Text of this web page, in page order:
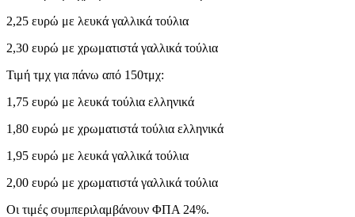
2,25 ευρώ με λευκά γαλλικά τούλια
2,30 ευρώ με χρωματιστά γαλλικά τούλια
Τιμή τμχ για πάνω από 150τμχ:
1,75 ευρώ με λευκά τούλια ελληνικά
1,80 ευρώ με χρωματιστά τούλια ελληνικά
1,95 ευρώ με λευκά γαλλικά τούλια
2,00 ευρώ με χρωματιστά γαλλικά τούλια
Οι τιμές συμπεριλαμβάνουν ΦΠΑ 24%.